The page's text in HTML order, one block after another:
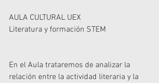
AULA CULTURAL UEX
Literatura y formación STEM
En el Aula trataremos de analizar la
relación entre la actividad literaria y la